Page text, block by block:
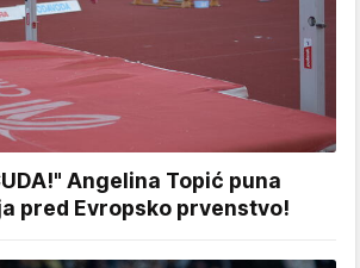
Angelina Topić puna
pred Evropsko prvenstvo!